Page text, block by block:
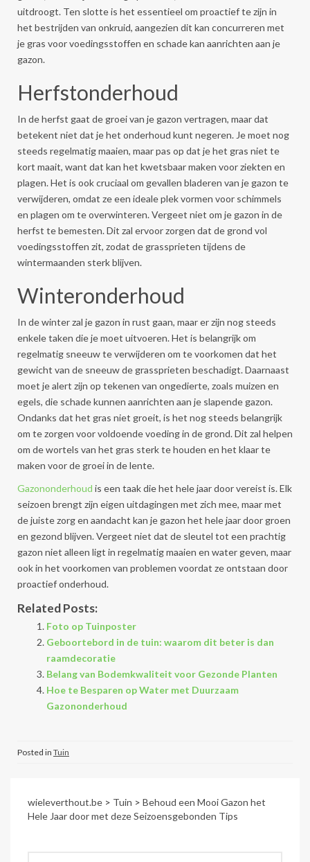
uitdroogt. Ten slotte is het essentieel om proactief te zijn in
het bestrijden van onkruid, aangezien dit kan concurreren met
je gras voor voedingsstoffen en schade kan aanrichten aan je
gazon.
Herfstonderhoud
In de herfst gaat de groei van je gazon vertragen, maar dat
betekent niet dat je het onderhoud kunt negeren. Je moet nog
steeds regelmatig maaien, maar pas op dat je het gras niet te
kort maait, want dat kan het kwetsbaar maken voor ziekten en
plagen. Het is ook cruciaal om gevallen bladeren van je gazon te
verwijderen, omdat ze een ideale plek vormen voor schimmels
en plagen om te overwinteren. Vergeet niet om je gazon in de
herfst te bemesten. Dit zal ervoor zorgen dat de grond vol
voedingsstoffen zit, zodat de grassprieten tijdens de
wintermaanden sterk blijven.
Winteronderhoud
In de winter zal je gazon in rust gaan, maar er zijn nog steeds
enkele taken die je moet uitvoeren. Het is belangrijk om
regelmatig sneeuw te verwijderen om te voorkomen dat het
gewicht van de sneeuw de grassprieten beschadigt. Daarnaast
moet je alert zijn op tekenen van ongedierte, zoals muizen en
egels, die schade kunnen aanrichten aan je slapende gazon.
Ondanks dat het gras niet groeit, is het nog steeds belangrijk
om te zorgen voor voldoende voeding in de grond. Dit zal helpen
om de wortels van het gras sterk te houden en het klaar te
maken voor de groei in de lente.
Gazononderhoud is een taak die het hele jaar door vereist is. Elk
seizoen brengt zijn eigen uitdagingen met zich mee, maar met
de juiste zorg en aandacht kan je gazon het hele jaar door groen
en gezond blijven. Vergeet niet dat de sleutel tot een prachtig
gazon niet alleen ligt in regelmatig maaien en water geven, maar
ook in het voorkomen van problemen voordat ze ontstaan door
proactief onderhoud.
Related Posts:
Foto op Tuinposter
Geboortebord in de tuin: waarom dit beter is dan
raamdecoratie
Belang van Bodemkwaliteit voor Gezonde Planten
Hoe te Besparen op Water met Duurzaam
Gazononderhoud
Posted in Tuin
wieleverthout.be > Tuin > Behoud een Mooi Gazon het
Hele Jaar door met deze Seizoensgebonden Tips